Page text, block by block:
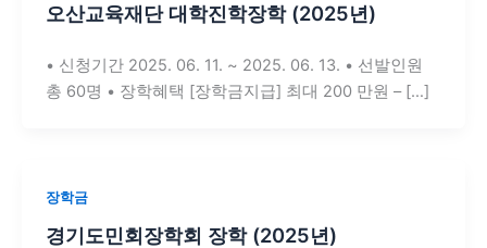
오산교육재단 대학진학장학 (2025년)
• 신청기간 2025. 06. 11. ~ 2025. 06. 13. • 선발인원
총 60명 • 장학혜택 [장학금지급] 최대 200 만원 – […]
장학금
경기도민회장학회 장학 (2025년)